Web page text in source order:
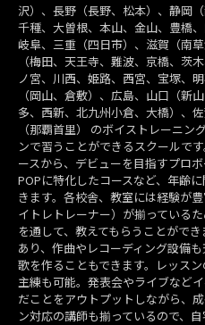
沢）、長野（長野、松本）、静岡
千種、大曽根、本山、金山、豊橋
岐阜、三重（四日市）、滋賀（南
（梅田、天王寺、難波、京橋、茨
ノ宮、川西、姫路、西宮、宝塚、
（岡山、倉敷）、広島、山口（新
多、西新、北九州小倉、大橋）、
（那覇首里） のボイストレーニ
ンで習うことができるスクールで
ースから、デビューを目指すプロ
POPに特化したコースなど、年齢
きます。各校舎、教室には経験が
イトレトレーナー）が揃っている
を通して、教えてもらうことがで
あり、作曲やレコーディング設備
歌を作ることもできます。レッス
主練も可能。発表会やライブなど
だことをアウトプットしながら、
ン対応の講師も揃っているので、